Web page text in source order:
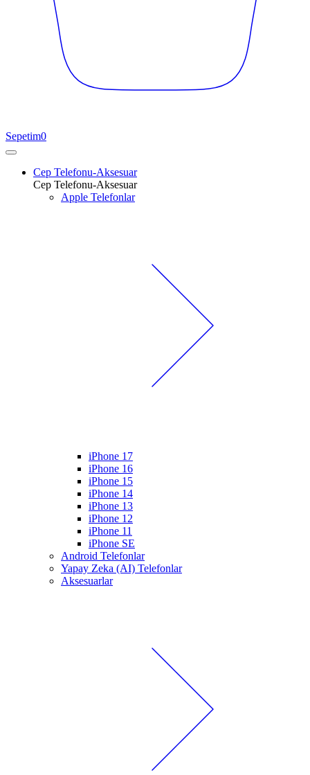
Sepetim0
Cep Telefonu-Aksesuar
Cep Telefonu-Aksesuar
Apple Telefonlar
iPhone 17
iPhone 16
iPhone 15
iPhone 14
iPhone 13
iPhone 12
iPhone 11
iPhone SE
Android Telefonlar
Yapay Zeka (AI) Telefonlar
Aksesuarlar